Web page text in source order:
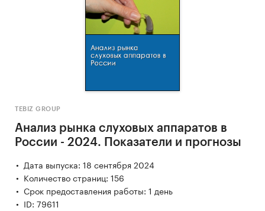
TEBIZ GROUP
Анализ рынка слуховых аппаратов в
России - 2024. Показатели и прогнозы
Дата выпуска: 18 сентября 2024
Количество страниц: 156
Срок предоставления работы: 1 день
ID: 79611